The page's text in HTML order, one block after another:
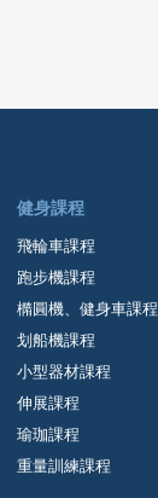
健身課程
飛輪車課程
跑步機課程
橢圓機、健身車課程
划船機課程
小型器材課程
伸展課程
瑜珈課程
重量訓練課程